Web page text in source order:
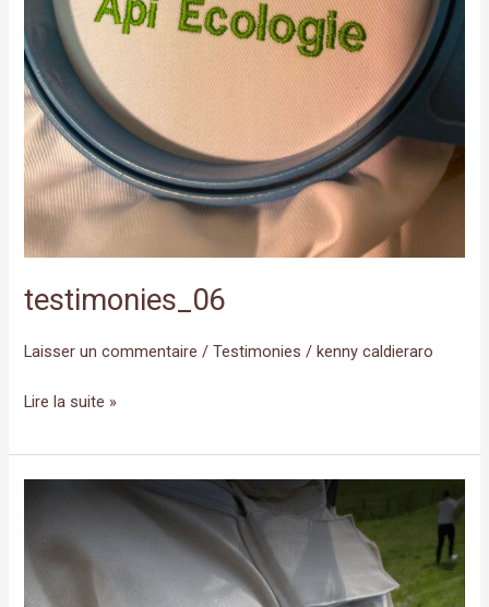
testimonies_06
Laisser un commentaire /Testimonies / kenny caldieraro
Lire la suite »
testimonies_05